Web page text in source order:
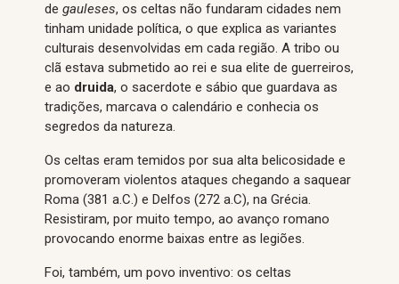
de gauleses, os celtas não fundaram cidades nem
tinham unidade política, o que explica as variantes
culturais desenvolvidas em cada região. A tribo ou
clã estava submetido ao rei e sua elite de guerreiros,
e ao druida, o sacerdote e sábio que guardava as
tradições, marcava o calendário e conhecia os
segredos da natureza.
Os celtas eram temidos por sua alta belicosidade e
promoveram violentos ataques chegando a saquear
Roma (381 a.C.) e Delfos (272 a.C), na Grécia.
Resistiram, por muito tempo, ao avanço romano
provocando enorme baixas entre as legiões.
Foi, também, um povo inventivo: os celtas